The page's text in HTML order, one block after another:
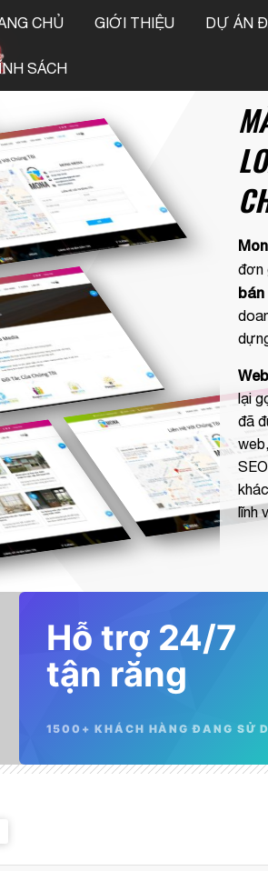
CHỦ GIỚI THIỆU DỰ ÁN
SÁCH
đơn
bán
lại
đã
lĩnh
Hỗ trợ 24/7
tận răng
1500+ KHÁCH HÀNG ĐANG SỬ